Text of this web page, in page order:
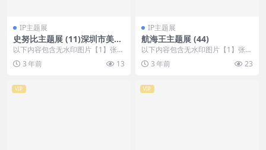
IP主题展
史努比主题展 (11)深圳市美陈
网
以下内容包含无水印图片【1】张
，开通会员无障碍浏览 开通VIP会
员 3 年前 13
IP主题展
航海王主题展 (44)
以下内容包含无水印图片【1】张
，开通会员无障碍浏览 开通VIP会
员 3 年前 23
VIP VIP